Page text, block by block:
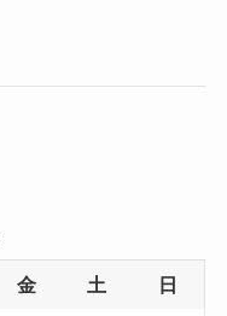
金 土 日